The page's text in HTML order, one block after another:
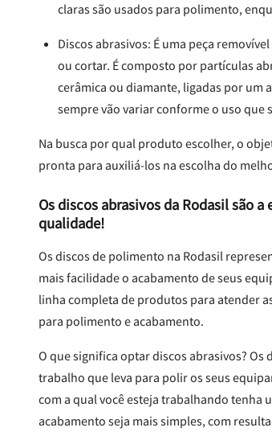
claras são usados para polimento,
Discos abrasivos: É uma peça
ou cortar. É composto por partículas
cerâmica ou diamante, ligadas por um
sempre vão variar conforme o uso que
Na busca por qual produto escolher, o
pronta para auxiliá-los na escolha do
Os discos abrasivos da Rodasil são
qualidade!
Os discos de polimento na Rodasil
mais facilidade o acabamento de seus
linha completa de produtos para atender
para polimento e acabamento.
O que significa optar discos abrasivos?
trabalho que leva para polir os seus
com a qual você esteja trabalhando tenha
acabamento seja mais simples, com